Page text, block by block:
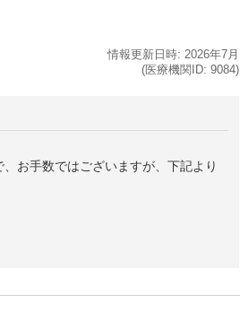
情報更新日時: 2026年7月
(医療機関ID: 9084)
お手数ではございますが、下記より